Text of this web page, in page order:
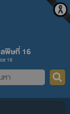
พิษที่ 16
16